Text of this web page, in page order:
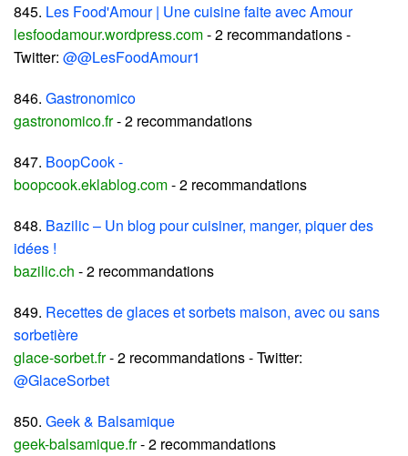
845. Les Food'Amour | Une cuisine faite avec Amour
lesfoodamour.wordpress.com- 2 recommandations -
Twitter: @@LesFoodAmour1
846. Gastronomico
gastronomico.fr- 2 recommandations
847. BoopCook -
boopcook.eklablog.com- 2 recommandations
848. Bazilic – Un blog pour cuisiner, manger, piquer des
idées !
bazilic.ch - 2 recommandations
849. Recettes de glaces et sorbets maison, avec ou sans
sorbetière
glace-sorbet.fr- 2 recommandations - Twitter:
@GlaceSorbet
850. Geek & Balsamique
geek-balsamique.fr- 2 recommandations